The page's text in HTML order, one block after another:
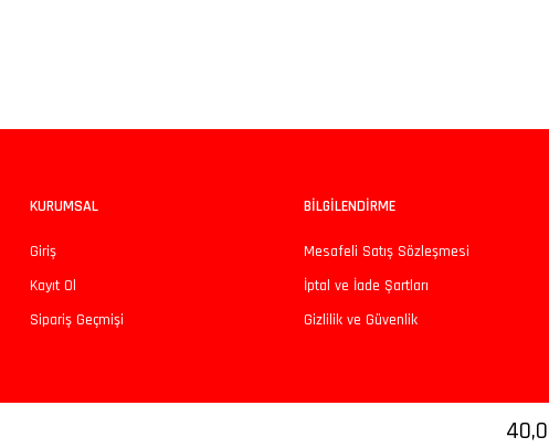
Ürün resmi kalitesiz, bozuk veya görüntülenemiyor.
Ürün bilgilerinde hatalar bulunuyor.
KURUMSAL
Giriş
Kayıt Ol
Sipariş Geçmişi
BİLGİLENDİRME
Mesafeli Satış Sözleşmesi
İptal ve İade Şartları
Gizlilik ve Güvenlik